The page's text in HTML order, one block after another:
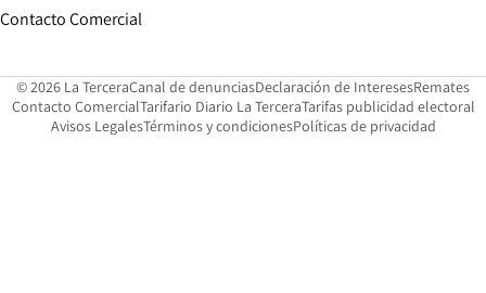
Contacto Comercial
© 2026 La TerceraCanal de denunciasOpens in new window
Declaración de InteresesOpens in
Remates
Contacto ComercialOpens in new window
Tarifario Diario La TerceraOpens in new window
Tarifas publicidad electoral
Avisos LegalesOpens in new window
Términos y condicionesPolíticas de privacidad